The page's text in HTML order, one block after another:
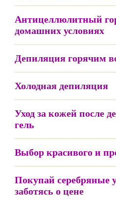
Антицеллюлитный
домашних условиях
Депиляция горячим
Холодная депиляция
Уход за кожей после
гель
Выбор красивого и
Покупай серебряные
заботясь о цене